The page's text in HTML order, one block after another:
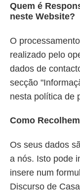
Quem é
neste Website?
O
realizado pelo
dados de
secção
nesta política de
Como
Os seus dados
a nós. Isto pode
insere num
Discurso de